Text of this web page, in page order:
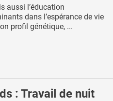
aussi l’éducation
dans l’espérance de vie
profil génétique, ...
: Travail de nuit